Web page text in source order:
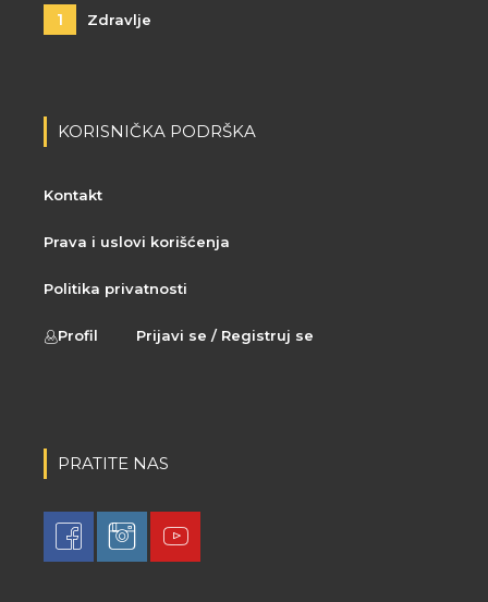
1 Zdravlje
KORISNIČKA PODRŠKA
Kontakt
Prava i uslovi korišćenja
Politika privatnosti
Profil Prijavi se / Registruj se
PRATITE NAS